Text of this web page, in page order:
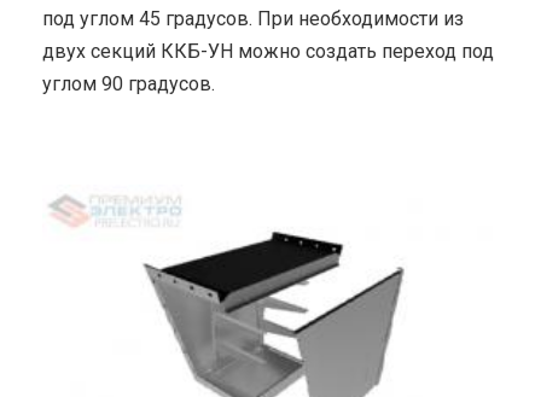
под углом 45 градусов. При необходимости из
двух секций ККБ-УН можно создать переход под
углом 90 градусов.